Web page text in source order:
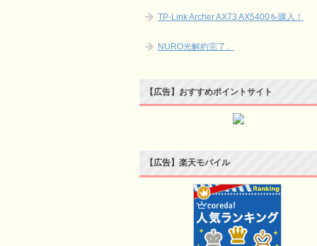
TP-Link Archer AX73 AX5400を購入！
NURO光解約完了。
【広告】おすすめポイントサイト
【広告】楽天モバイル